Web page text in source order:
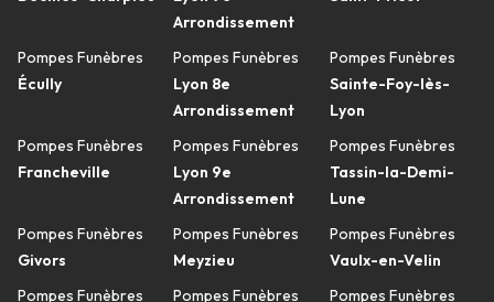
Pompes Funèbres
Écully
Pompes Funèbres
Francheville
Pompes Funèbres
Givors
Pompes Funèbres
Arrondissement
Pompes Funèbres
Lyon 8e
Arrondissement
Pompes Funèbres
Lyon 9e
Arrondissement
Pompes Funèbres
Meyzieu
Pompes Funèbres
Pompes Funèbres
Sainte-Foy-lès-
Lyon
Pompes Funèbres
Tassin-la-Demi-
Lune
Pompes Funèbres
Vaulx-en-Velin
Pompes Funèbres